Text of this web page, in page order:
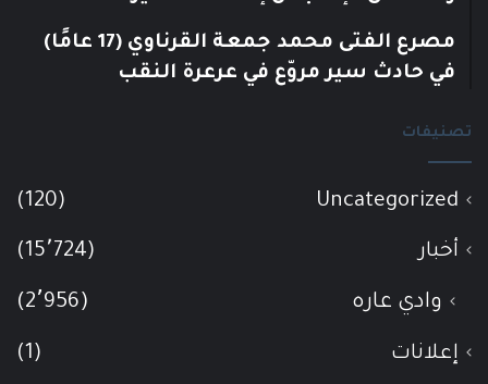
مصرع الفتى محمد جمعة القرناوي (17 عامًا)
في حادث سير مروّع في عرعرة النقب
تصنيفات
Uncategorized
(120)
أخبار (15٬724)
وادي عاره (2٬956)
إعلانات (1)